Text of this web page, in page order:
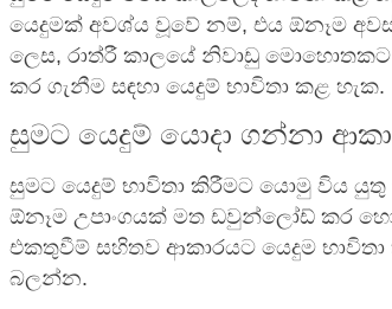
යෙදුමක් අවශ්ය වූවේ නම්, එය ඕනෑම
ලෙස, රාත්රී කාලයේ නිවාඩු
කර ගැනීම සඳහා යෙදුම් භාවිතා කළ හැක.
සුමට යෙදුම් යොදා ගන්නා
සුමට යෙදුම් භාවිතා කිරීමට යොමු විය
ඕනෑම උපාංගයක් මත ඩවුන්ලෝඩ් කර
එකතුවීම් සහිතව ආකාරයට යෙදුම
බලන්න.